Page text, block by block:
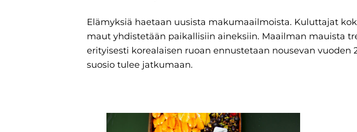
Elämyksiä haetaan uusista makumaailmoista. Kuluttajat
maut yhdistetään paikallisiin aineksiin. Maailman mauista
erityisesti korealaisen ruoan ennustetaan nousevan
suosio tulee jatkumaan.